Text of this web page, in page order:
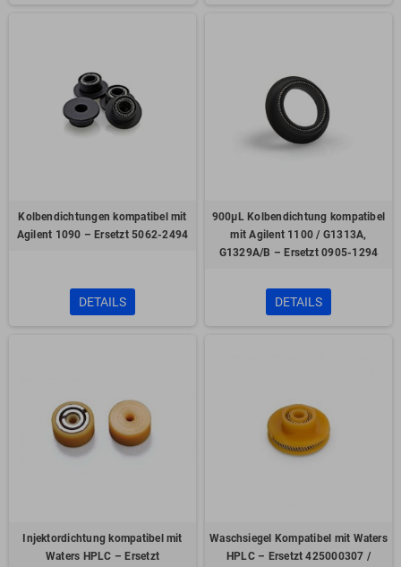
Kolbendichtungen kompatibel mit
Agilent 1090 – Ersetzt 5062-2494
DETAILS
900µL Kolbendichtung kompatibel
mit Agilent 1100 / G1313A,
G1329A/B – Ersetzt 0905-1294
DETAILS
Injektordichtung kompatibel mit
Waters HPLC – Ersetzt
Waschsiegel Kompatibel mit Waters
HPLC – Ersetzt 425000307 /